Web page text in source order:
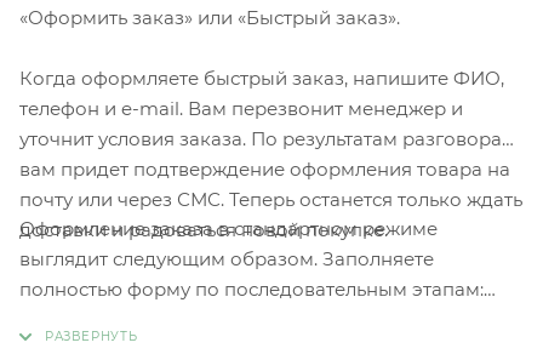
«Оформить заказ» или «Быстрый заказ».
Когда оформляете быстрый заказ, напишите ФИО,
телефон и e-mail. Вам перезвонит менеджер и
уточнит условия заказа. По результатам разговора
вам придет подтверждение оформления товара на
почту или через СМС. Теперь останется только ждать
доставки и радоваться новой покупке.
Оформление заказа в стандартном режиме
выглядит следующим образом. Заполняете
полностью форму по последовательным этапам: